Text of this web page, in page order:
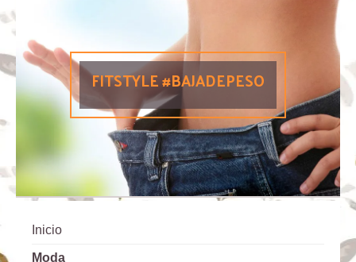
FITSTYLE #BAJADEPESO
Inicio
Moda